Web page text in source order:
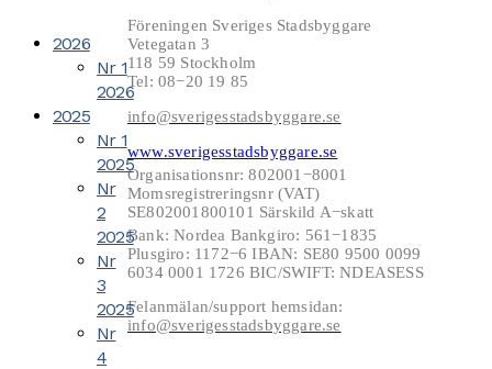
2026
Nr 1
2026
2025
Nr 1
2025
Nr
2
2025
Nr
3
2025
Nr
4
Föreningen Sveriges Stadsbyggare
Vetegatan 3
118 59 Stockholm
Tel: 08−20 19 85
info@sverigesstadsbyggare.se
www.sverigesstadsbyggare.se
Organisationsnr: 802001−8001
Momsregistreringsnr (VAT)
SE802001800101 Särskild A−skatt
Bank: Nordea Bankgiro: 561−1835
Plusgiro: 1172−6 IBAN: SE80 9500 0099
6034 0001 1726 BIC/SWIFT: NDEASESS
Felanmälan/support hemsidan:
info@sverigesstadsbyggare.se